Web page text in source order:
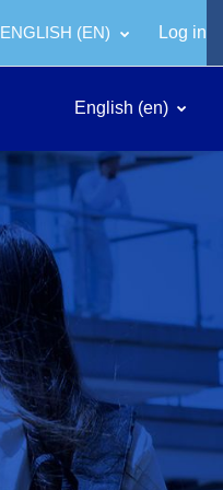
ENGLISH ‎(EN)‎ Log in
English ‎(en)‎